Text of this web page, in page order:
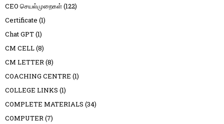
CEO செயல்முறைகள்(122)
Certificate (1)
Chat GPT(1)
CM CELL(8)
CM LETTER (8)
COACHING CENTRE (1)
COLLEGE LINKS (1)
COMPLETE MATERIALS (34)
COMPUTER (7)